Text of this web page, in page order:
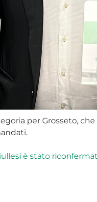
per Grosseto,
è stato